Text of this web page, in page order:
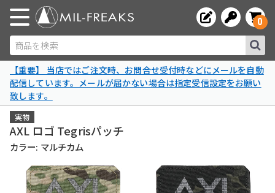
商品を検索
0
【重要】 当店ではご注文時、お問合せ受付時などにメールを自動
配信しています。メールが届かない場合は指定受信設定をお願い
致します。
実物
AXL ロゴ Tegrisパッチ
カラー: マルチカム